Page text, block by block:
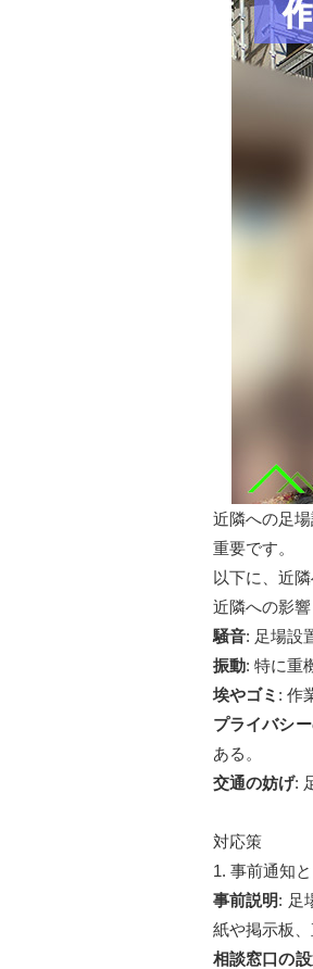
近隣への足
重要です。
以下に、近
近隣への影響
騒音: 足場設
振動: 特に重
埃やゴミ : 作
プライバシ
ある。
交通の妨げ:
対応策
1. 事前通知
事前説明: 足
紙や掲示板
相談窓口の